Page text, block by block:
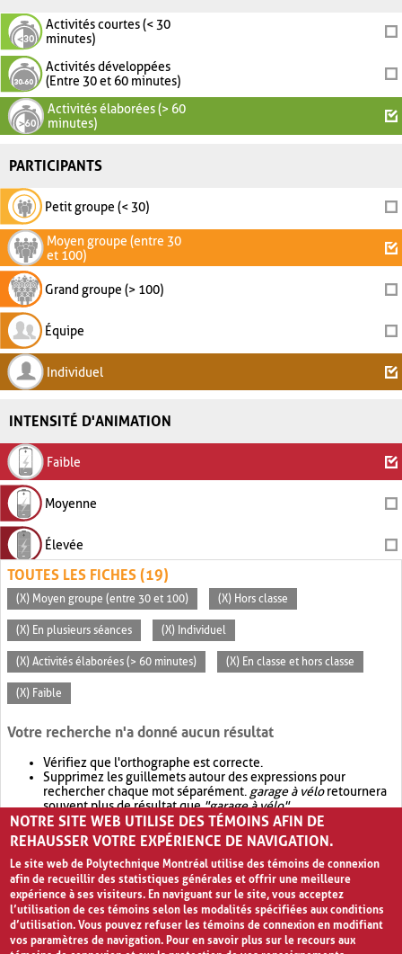
Activités courtes (< 30
minutes)
Activités développées
(Entre 30 et 60 minutes)
Activités élaborées (> 60
minutes)
PARTICIPANTS
Petit groupe (< 30)
Moyen groupe (entre 30
et 100)
Grand groupe (> 100)
Équipe
Individuel
INTENSITÉ D'ANIMATION
Faible
Moyenne
Élevée
TOUTES LES FICHES (19)
(X) Moyen groupe (entre 30 et 100) (X) Hors classe
(X) En plusieurs séances (X) Individuel
(X) Activités élaborées (> 60 minutes) (X) En classe et hors classe
(X) Faible
Votre recherche n'a donné aucun résultat
Vérifiez que l'orthographe est correcte.
Supprimez les guillemets autour des expressions pour
rechercher chaque mot séparément. garage à véloretournera
souvent plus de résultat que"garage à vélo".
Envisagez d'élargir votre recherche avec OR.garage OR vélo
retournera souvent plus de résultat quegarage à vélo
NOTRE SITE WEB UTILISE DES TÉMOINS AFIN DE
REHAUSSER VOTRE EXPÉRIENCE DE NAVIGATION.
Le site web de Polytechnique Montréal utilise des témoins de connexion
afin de recueillir des statistiques générales et offrir une meilleure
expérience à ses visiteurs. En naviguant sur le site, vous acceptez
l’utilisation de ces témoins selon les modalités spécifiées aux conditions
d’utilisation. Vous pouvez refuser les témoins de connexion en modifiant
vos paramètres de navigation. Pour en savoir plus sur le recours aux